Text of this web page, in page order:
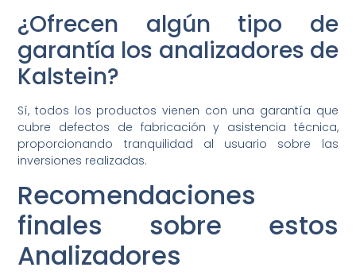
¿Ofrecen algún tipo de
garantía los analizadores de
Kalstein?
Sí, todos los productos vienen con una garantía que
cubre defectos de fabricación y asistencia técnica,
proporcionando tranquilidad al usuario sobre las
inversiones realizadas.
Recomendaciones
finales sobre estos
Analizadores